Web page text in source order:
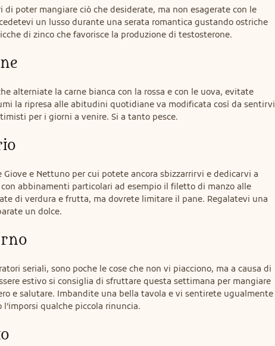
poter mangiare ciò che desiderate, ma non esagerate con le
un lusso durante una serata romantica gustando ostriche
di zinco che favorisce la produzione di testosterone.
alterniate la carne bianca con la rossa e con le uova, evitate
la ripresa alle abitudini quotidiane va modificata così da sentirvi
per i giorni a venire. Si a tanto pesce.
Giove e Nettuno per cui potete ancora sbizzarrirvi e dedicarvi a
abbinamenti particolari ad esempio il filetto di manzo alle
di verdura e frutta, ma dovrete limitare il pane. Regalatevi una
un dolce.
seriali, sono poche le cose che non vi piacciono, ma a causa di
estivo si consiglia di sfruttare questa settimana per mangiare
e salutare. Imbandite una bella tavola e vi sentirete ugualmente
qualche piccola rinuncia.